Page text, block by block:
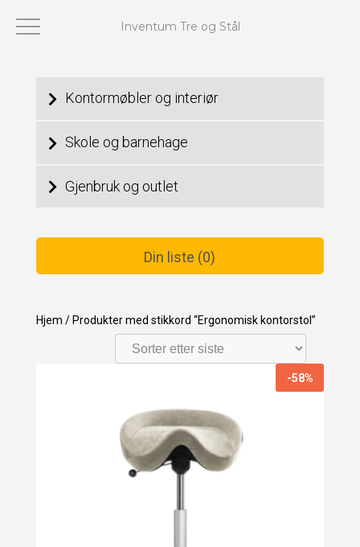
Kontormøbler og interiør
Skole og barnehage
Gjenbruk og outlet
Din liste (0)
Hjem /Produkter med stikkord “Ergonomisk kontorstol”
-58%
Inventum Tre og Stål